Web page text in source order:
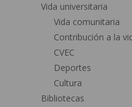
Vida universitaria
Vida comunitaria
Contribución a la
CVEC
Deportes
Cultura
Bibliotecas